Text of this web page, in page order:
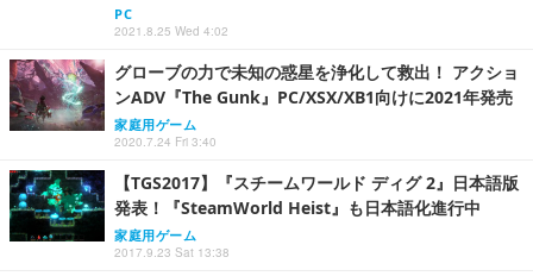
PC
2021.8.25 Wed 4:02
グローブの力で未知の惑星を浄化して救出！ アクショ
ンADV『The Gunk』PC/XSX/XB1向けに2021年発売
家庭用ゲーム
2020.7.24 Fri 3:40
【TGS2017】『スチームワールド ディグ 2』日本語版
発表！『SteamWorld Heist』も日本語化進行中
家庭用ゲーム
2017.9.23 Sat 13:38